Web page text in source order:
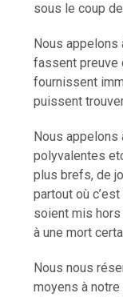
sous le coup
Nous
fassent preuve
fournissent
puissent
Nous
polyvalentes
plus brefs, de
partout où
soient mis
à une mort
Nous nous
moyens à